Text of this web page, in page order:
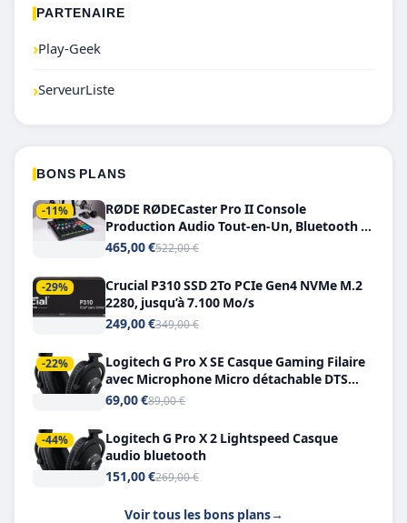
PARTENAIRE
›Play-Geek
›ServeurListe
BONS PLANS
-11%
RØDE RØDECaster Pro II Console
Production Audio Tout-en-Un, Bluetooth et
Double USB-C
465,00 €522,00 €
-29%
Crucial P310 SSD 2To PCIe Gen4 NVMe M.2
2280, jusqu’à 7.100 Mo/s
249,00 €349,00 €
-22%
Logitech G Pro X SE Casque Gaming Filaire
avec Microphone Micro détachable DTS
Headphone X 7.1
69,00 €89,00 €
-44%
Logitech G Pro X 2 Lightspeed Casque
audio bluetooth
151,00 €269,00 €
Voir tous les bons plans→